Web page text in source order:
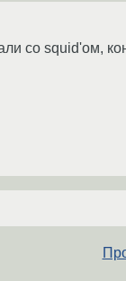
со squid'ом,